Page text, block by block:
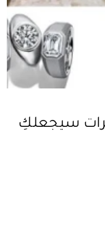
سيجعلكِ